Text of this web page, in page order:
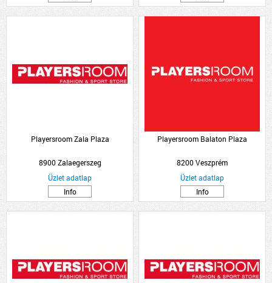
Playersroom Zala Plaza
8900 Zalaegerszeg
Üzlet adatlap
Info
Playersroom Balaton Plaza
8200 Veszprém
Üzlet adatlap
Info